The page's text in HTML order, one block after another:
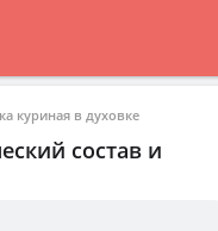
куриная в духовке
состав и